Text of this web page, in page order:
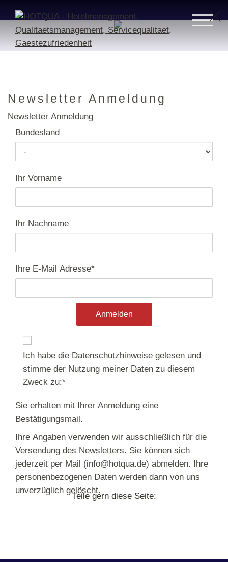
Newsletter Anmeldung
Newsletter Anmeldung
Bundesland
Ihr Vorname
Ihr Nachname
Ihre E-Mail Adresse*
Ich habe die Datenschutzhinweise gelesen und
stimme der Nutzung meiner Daten zu diesem
Zweck zu:*
Sie erhalten mit Ihrer Anmeldung eine
Bestätigungsmail.
Ihre Angaben verwenden wir ausschließlich für die
Versendung des Newsletters. Sie können sich
jederzeit per Mail (info@hotqua.de) abmelden. Ihre
personenbezogenen Daten werden dann von uns
unverzüglich gelöscht.
Teile gern diese Seite: